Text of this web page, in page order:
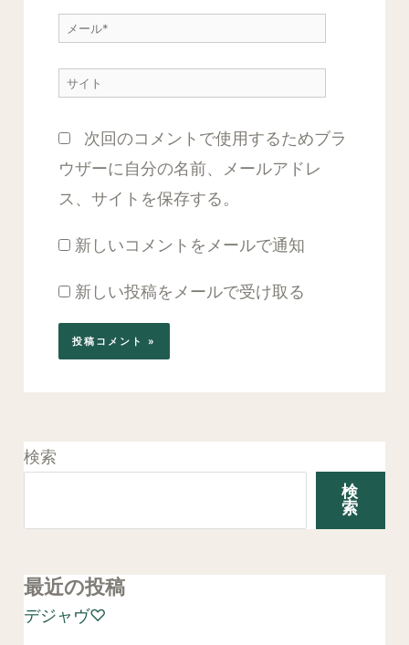
メ
ル
サ
ト
次回のコメントで使用するためブラ
ウザーに自分の名前、メールアドレ
ス、サイトを保存する。
新しいコメントをメールで通知
新しい投稿をメールで受け取る
検索
検
索
最近の投稿
デジャヴ♡